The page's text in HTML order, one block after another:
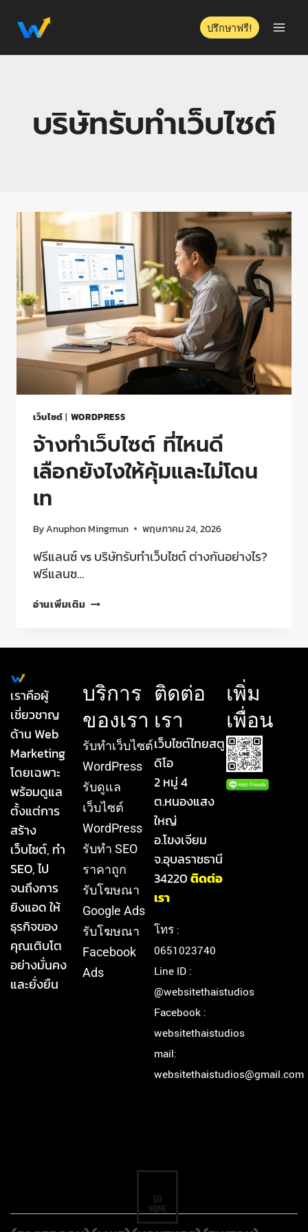
ปรึกษาฟรี!
บริษัทรับทำเว็บไซต์
เว็บไซต์ | WORDPRESS
จ้างทําเว็บไซต์ ที่ไหนดี
เลือกยังไงให้คุ้มและไม่โดน
เท
ByAnuphon Mingmun พฤษภาคม 24, 2026
ฟรีแลนซ์ vs บริษัทรับทำเว็บไซต์ ต่างกันอย่างไร?
ฟรีแลนซ…
อ่านเพิ่มเติม
เราคือผู้
เชี่ยวชาญ
ด้าน Web
Marketing
โดยเฉพาะ
พร้อมดูแล
ตั้งแต่การ
สร้าง
เว็บไซต์, ทำ
SEO, ไป
จนถึงการ
ยิงแอด ให้
ธุรกิจของ
คุณเติบโต
อย่างมั่นคง
และยั่งยืน
บริการ
ของเรา
รับทําเว็บไซต์
WordPress
รับดูแล
เว็บไซต์
WordPress
รับทำ SEO
ราคาถูก
รับโฆษณา
Google Ads
รับโฆษณา
Facebook
Ads
ติดต่อ
เรา
เว็บไซต์ไทยสตู
ดิโอ
2 หมู่ 4
ต.หนองแสง
ใหญ่
อ.โขงเจียม
จ.อุบลราชธานี
34220ติดต่อ
เรา
โทร :
0651023740
Line ID :
@websitethaistudios
Facebook :
websitethaistudios
mail:
websitethaistudios@gmail.com
เพิ่ม
เพื่อน
GO
HOME